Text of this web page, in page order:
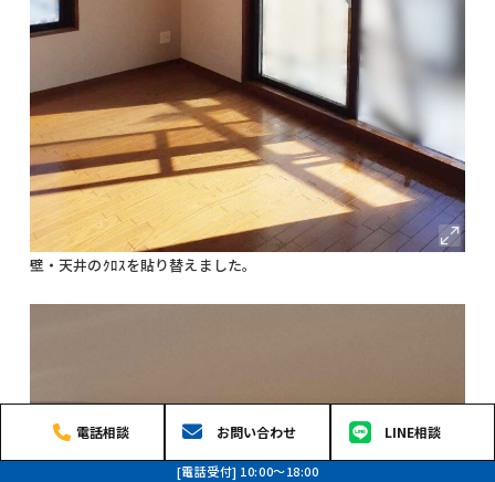
電話相談 お問い合わせ LINE相談
[電話受付] 10:00〜18:00
壁・天井のｸﾛｽを貼り替えました。